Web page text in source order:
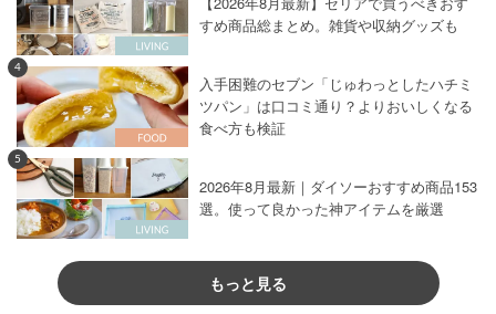
すめ商品総まとめ。雑貨や収納グッズも
4
入手困難のセブン「じゅわっとしたハチミ
ツパン」は口コミ通り？よりおいしくなる
食べ方も検証
5
2026年8月最新｜ダイソーおすすめ商品153
選。使って良かった神アイテムを厳選
もっと見る